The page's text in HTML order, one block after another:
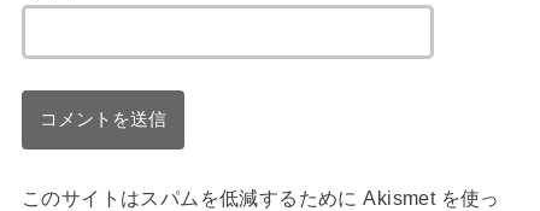
このサイトはスパムを低減するために Akismet を使っ